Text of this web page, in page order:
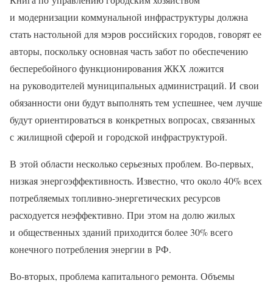
и модернизации коммунальной инфраструктуры должна
стать настольной для мэров российских городов, говорят ее
авторы, поскольку основная часть забот по обеспечению
бесперебойного функционирования ЖКХ ложится
на руководителей муниципальных администраций. И свои
обязанности они будут выполнять тем успешнее, чем лучше
будут ориентироваться в конкретных вопросах, связанных
с жилищной сферой и городской инфраструктурой.
В этой области несколько серьезных проблем. Во-первых,
низкая энергоэффективность. Известно, что около 40% всех
потребляемых топливно-энергетических ресурсов
расходуется неэффективно. При этом на долю жилых
и общественных зданий приходится более 30% всего
конечного потребления энергии в РФ.
Во-вторых, проблема капитального ремонта. Объемы